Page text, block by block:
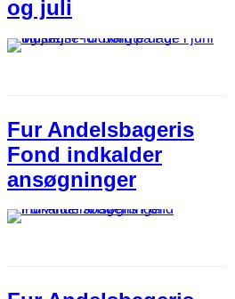
og juli
Fur Andelsbageris
Fond indkalder
ansøgninger